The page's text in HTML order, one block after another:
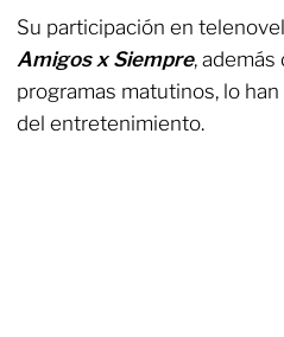
Su participación en
Amigos x Siempre,
programas matutinos, lo
del entretenimiento.